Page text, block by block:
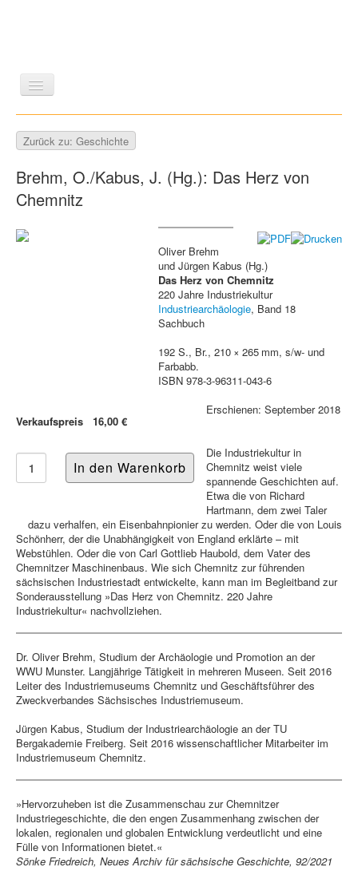
GESCHICHTE
ZEITSCHRIFTEN/VERZEICHNISSE
Zurück zu: Geschichte
Brehm, O./Kabus, J. (Hg.): Das Herz von
Chemnitz
Verkaufspreis 16,00 €
Oliver Brehm
und Jürgen Kabus (Hg.)
Das Herz von Chemnitz
220 Jahre Industriekultur
Industriearchäologie, Band 18
Sachbuch
192 S., Br., 210 × 265 mm, s/w- und
Farbabb.
ISBN 978-3-96311-043-6
Erschienen: September 2018
Die Industriekultur in
Chemnitz weist viele
spannende Geschichten auf.
Etwa die von Richard
Hartmann, dem zwei Taler
dazu verhalfen, ein Eisenbahnpionier zu werden. Oder die von Louis
Schönherr, der die Unabhängigkeit von England erklärte – mit
Webstühlen. Oder die von Carl Gottlieb Haubold, dem Vater des
Chemnitzer Maschinenbaus. Wie sich Chemnitz zur führenden
sächsischen Industriestadt entwickelte, kann man im Begleitband zur
Sonderausstellung »Das Herz von Chemnitz. 220 Jahre
Industriekultur« nachvollziehen.
Dr. Oliver Brehm, Studium der Archäologie und Promotion an der
WWU Munster. Langjährige Tätigkeit in mehreren Museen. Seit 2016
Leiter des Industriemuseums Chemnitz und Geschäftsführer des
Zweckverbandes Sächsisches Industriemuseum.
Jürgen Kabus, Studium der Industriearchäologie an der TU
Bergakademie Freiberg. Seit 2016 wissenschaftlicher Mitarbeiter im
Industriemuseum Chemnitz.
»Hervorzuheben ist die Zusammenschau zur Chemnitzer
Industriegeschichte, die den engen Zusammenhang zwischen der
lokalen, regionalen und globalen Entwicklung verdeutlicht und eine
Fülle von Informationen bietet.«
Sönke Friedreich, Neues Archiv für sächsische Geschichte, 92/2021